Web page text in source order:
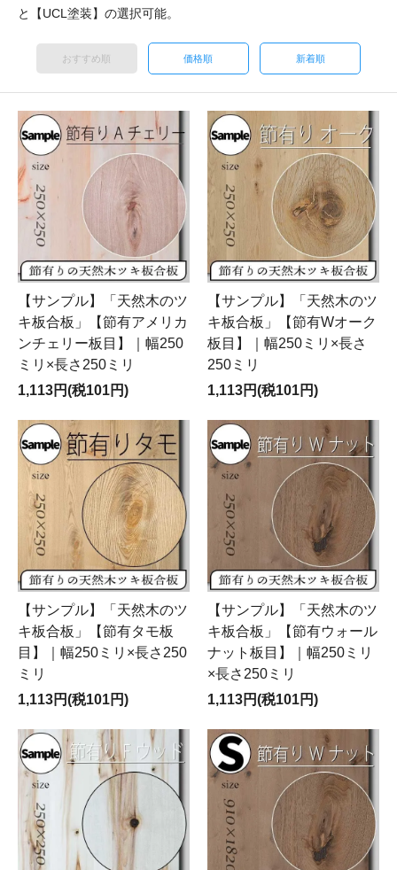
と【UCL塗装】の選択可能。
おすすめ順 価格順 新着順
【サンプル】「天然木のツ
キ板合板」【節有アメリカ
ンチェリー板目】｜幅250
ミリ×長さ250ミリ
1,113円(税101円)
【サンプル】「天然木のツ
キ板合板」【節有Wオーク
板目】｜幅250ミリ×長さ
250ミリ
1,113円(税101円)
【サンプル】「天然木のツ
キ板合板」【節有タモ板
目】｜幅250ミリ×長さ250
ミリ
1,113円(税101円)
【サンプル】「天然木のツ
キ板合板」【節有ウォール
ナット板目】｜幅250ミリ
×長さ250ミリ
1,113円(税101円)